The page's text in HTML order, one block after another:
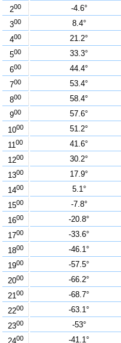
200 -4.6°
300 8.4°
400 21.2°
500 33.3°
600 44.4°
700 53.4°
800 58.4°
900 57.6°
1000 51.2°
1100 41.6°
1200 30.2°
1300 17.9°
1400 5.1°
1500 -7.8°
1600 -20.8°
1700 -33.6°
1800 -46.1°
1900 -57.5°
2000 -66.2°
2100 -68.7°
2200 -63.1°
2300 -53°
2400 -41.1°